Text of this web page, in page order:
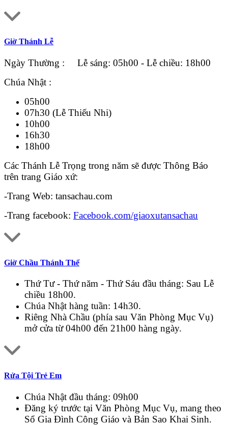
Giờ Thánh Lễ
Ngày Thường : Lễ sáng: 05h00 - Lễ chiều: 18h00
Chúa Nhật :
05h00
07h30 (Lễ Thiếu Nhi)
10h00
16h30
18h00
Các Thánh Lễ Trọng trong năm sẽ được Thông Báo
trên trang Giáo xứ:
-Trang Web: tansachau.com
-Trang facebook: Facebook.com/giaoxutansachau
Giờ Chầu Thánh Thể
Thứ Tư - Thứ năm - Thứ Sáu đầu tháng: Sau Lễ
chiều 18h00.
Chúa Nhật hàng tuần: 14h30.
Riêng Nhà Chầu (phía sau Văn Phòng Mục Vụ)
mở cửa từ 04h00 đến 21h00 hàng ngày.
Rửa Tội Trẻ Em
Chúa Nhật đầu tháng: 09h00
Đăng ký trước tại Văn Phòng Mục Vụ, mang theo
Sổ Gia Đình Công Giáo và Bản Sao Khai Sinh.